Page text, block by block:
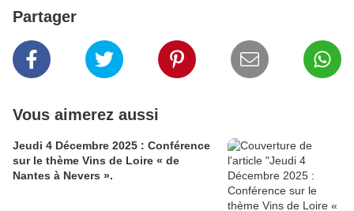
Partager
Vous aimerez aussi
Jeudi 4 Décembre 2025 : Conférence
sur le thème Vins de Loire « de
Nantes à Nevers ».